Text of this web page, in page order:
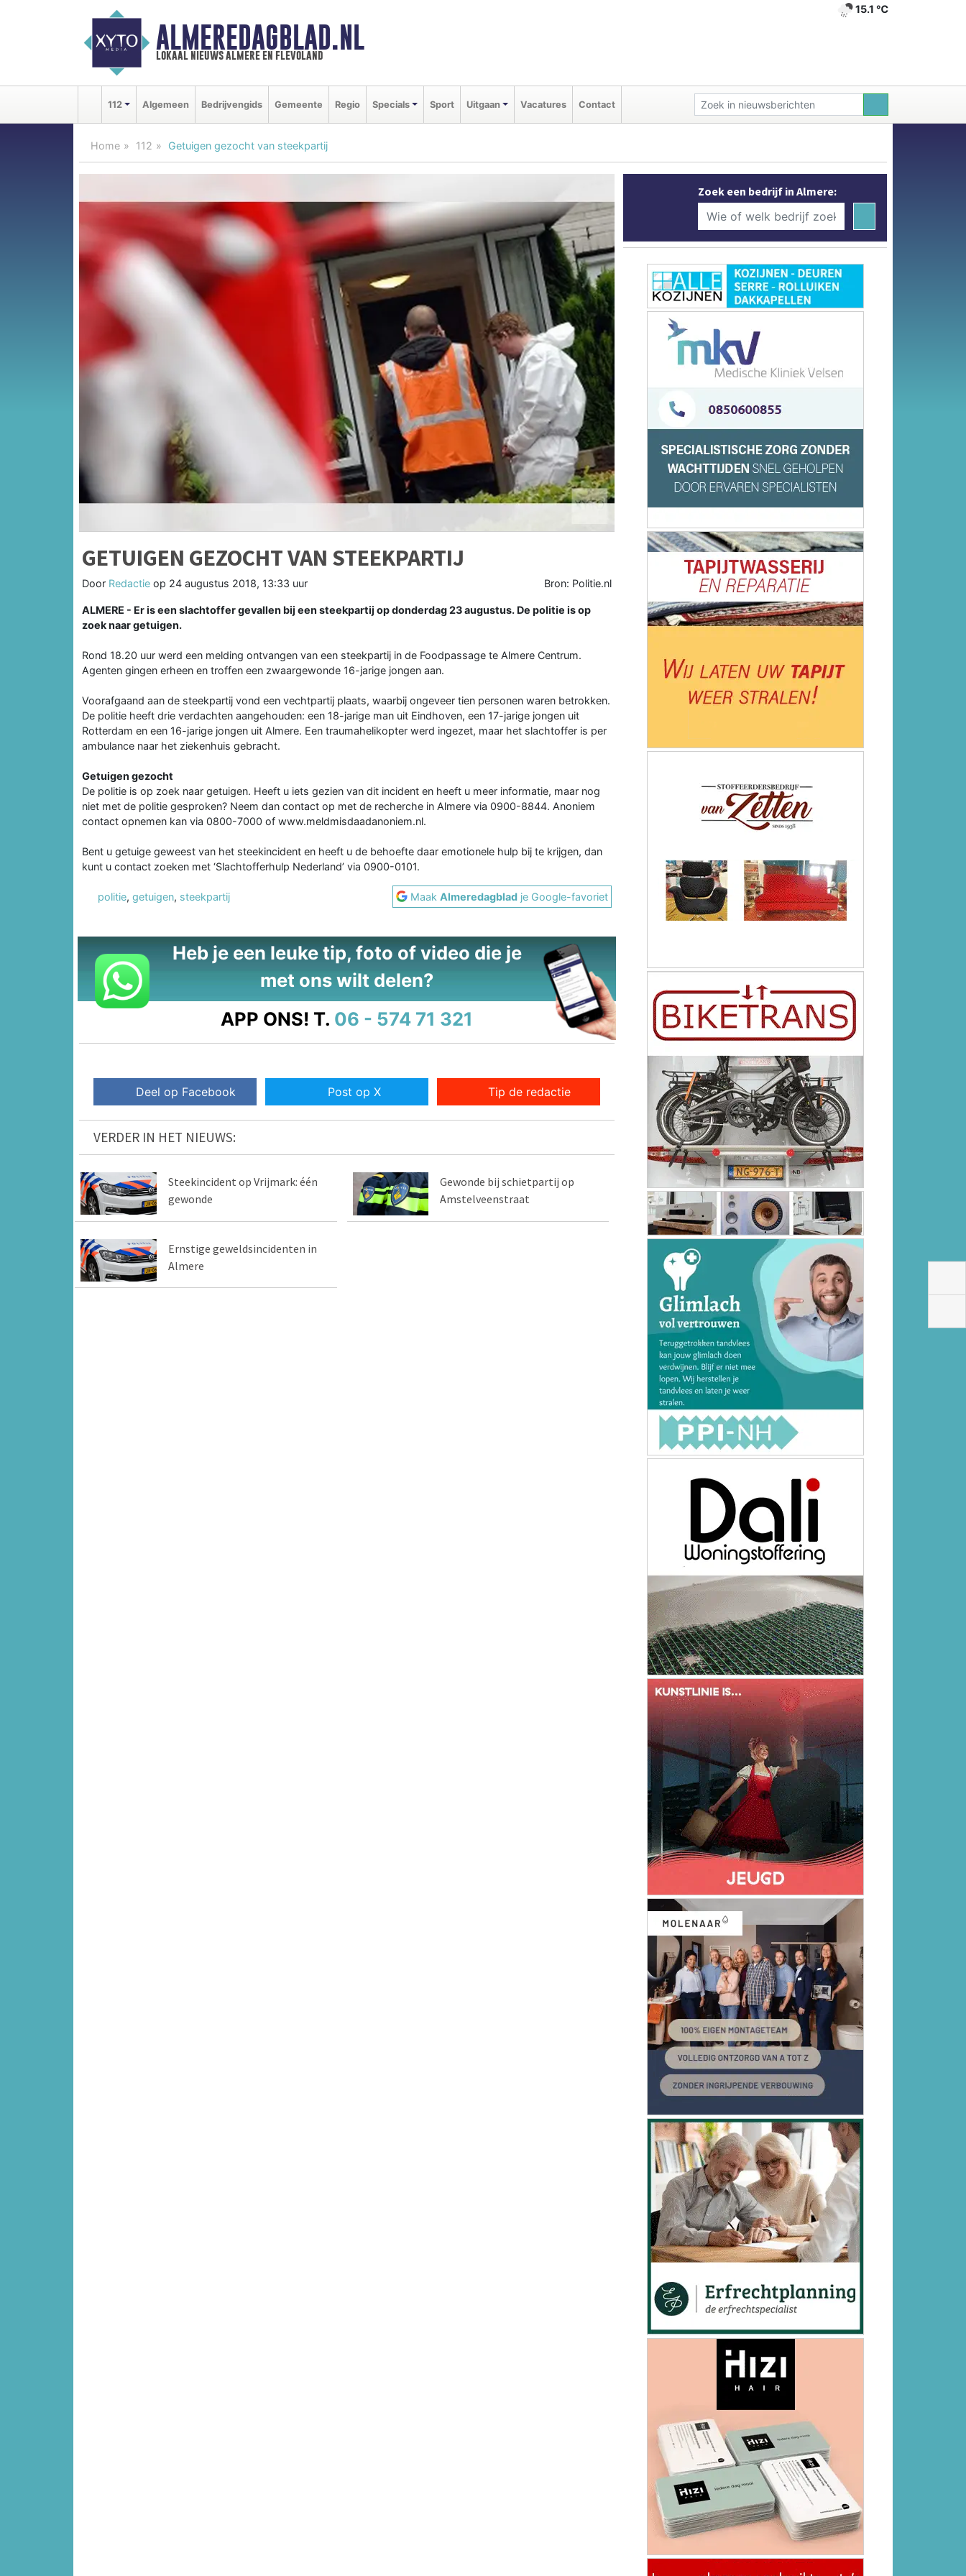
ALMEREDAGBLAD.NL
lokaal nieuws almere en flevoland
15.1 ℃
112 Algemeen Bedrijvengids Gemeente Regio Specials Sport Uitgaan Vacatures Contact
Home 112 Getuigen gezocht van steekpartij
GETUIGEN GEZOCHT VAN STEEKPARTIJ
Door Redactie op 24 augustus 2018, 13:33 uur Bron: Politie.nl
ALMERE - Er is een slachtoffer gevallen bij een steekpartij op donderdag 23 augustus. De politie is op
zoek naar getuigen.
Rond 18.20 uur werd een melding ontvangen van een steekpartij in de Foodpassage te Almere Centrum.
Agenten gingen erheen en troffen een zwaargewonde 16-jarige jongen aan.
Voorafgaand aan de steekpartij vond een vechtpartij plaats, waarbij ongeveer tien personen waren betrokken.
De politie heeft drie verdachten aangehouden: een 18-jarige man uit Eindhoven, een 17-jarige jongen uit
Rotterdam en een 16-jarige jongen uit Almere. Een traumahelikopter werd ingezet, maar het slachtoffer is per
ambulance naar het ziekenhuis gebracht.
Getuigen gezocht
De politie is op zoek naar getuigen. Heeft u iets gezien van dit incident en heeft u meer informatie, maar nog
niet met de politie gesproken? Neem dan contact op met de recherche in Almere via 0900-8844. Anoniem
contact opnemen kan via 0800-7000 of www.meldmisdaadanoniem.nl.
Bent u getuige geweest van het steekincident en heeft u de behoefte daar emotionele hulp bij te krijgen, dan
kunt u contact zoeken met ‘Slachtofferhulp Nederland’ via 0900-0101.
politie, getuigen, steekpartij MaakAlmeredagblad je Google-favoriet
Heb je een leuke tip, foto of video die je
met ons wilt delen?
APP ONS! T. 06 - 574 71 321
Deel op Facebook Post op X Tip de redactie
VERDER IN HET NIEUWS:
Steekincident op Vrijmark: één
gewonde
Gewonde bij schietpartij op
Amstelveenstraat
Ernstige geweldsincidenten in
Almere
Zoek een bedrijf in Almere: